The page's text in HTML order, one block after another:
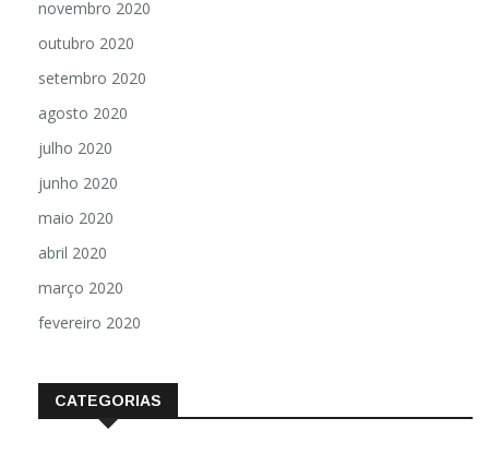
novembro 2020
outubro 2020
setembro 2020
agosto 2020
julho 2020
junho 2020
maio 2020
abril 2020
março 2020
fevereiro 2020
CATEGORIAS